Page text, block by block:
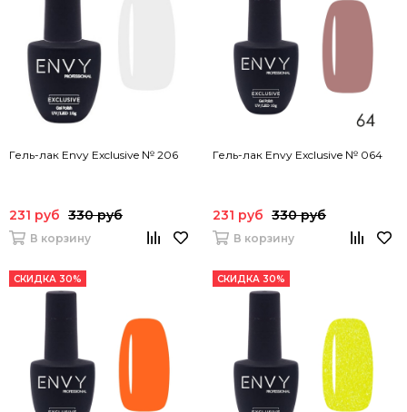
Гель-лак Envy Exclusive № 206
231 руб 330 руб
В корзину
Гель-лак Envy Exclusive № 064
231 руб 330 руб
В корзину
СКИДКА 30% СКИДКА 30%